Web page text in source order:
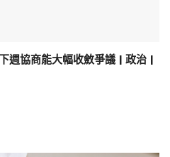
協商能大幅收斂爭議 | 政治 |